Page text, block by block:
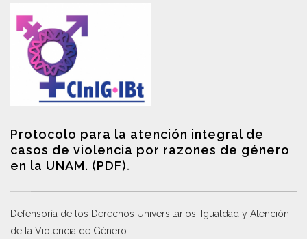
Protocolo para la atención integral de
casos de violencia por razones de género
en la UNAM. (PDF).
Defensoría de los Derechos Universitarios, Igualdad y Atención
de la Violencia de Género.